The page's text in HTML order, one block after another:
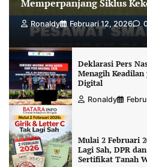
Memperpanjang Siklus
Ronaldy Februari 12, 2026
Deklarasi Pers
Menagih
Digital
Ronaldy
Mulai 2 Februari
Lagi Sah, DPR
Sertifikat Tanah